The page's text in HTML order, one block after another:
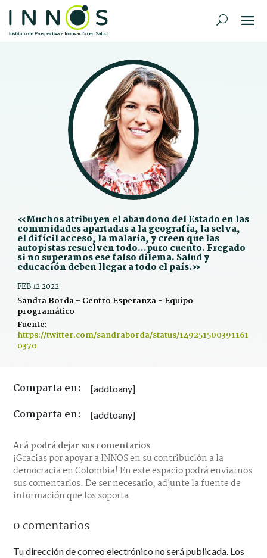
«Muchos atribuyen el abandono del Estado en las
comunidades apartadas a la geografía, la selva,
el difícil acceso, la malaria, y creen que las
autopistas resuelven todo…puro cuento. Fregado
si no superamos ese falso dilema. Salud y
educación deben llegar a todo el país.»
FEB 12 2022
Sandra Borda - Centro Esperanza - Equipo
programático
Fuente:
https://twitter.com/sandraborda/status/149251500391161
0370
Comparta en: [addtoany]
Comparta en: [addtoany]
Acá podrá dejar sus comentarios
¡Gracias por apoyar a INNOS en su contribución a la
democracia en Colombia! En este espacio podrá enviarnos
sus comentarios. De ser necesario, adjunte la fuente de
información que los soporta.
0 comentarios
Tu dirección de correo electrónico no será publicada. Los